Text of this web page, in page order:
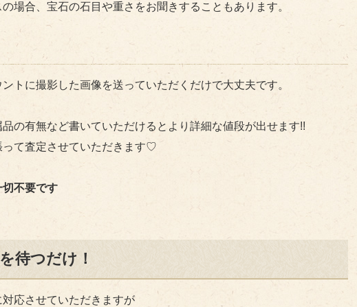
場合、宝石の石目や重さをお聞きすることもあります。
トに撮影した画像を送っていただくだけで大丈夫です。
の有無など書いていただけるとより詳細な値段が出せます!!
って査定させていただきます♡
不要です
待つだけ！
応させていただきますが